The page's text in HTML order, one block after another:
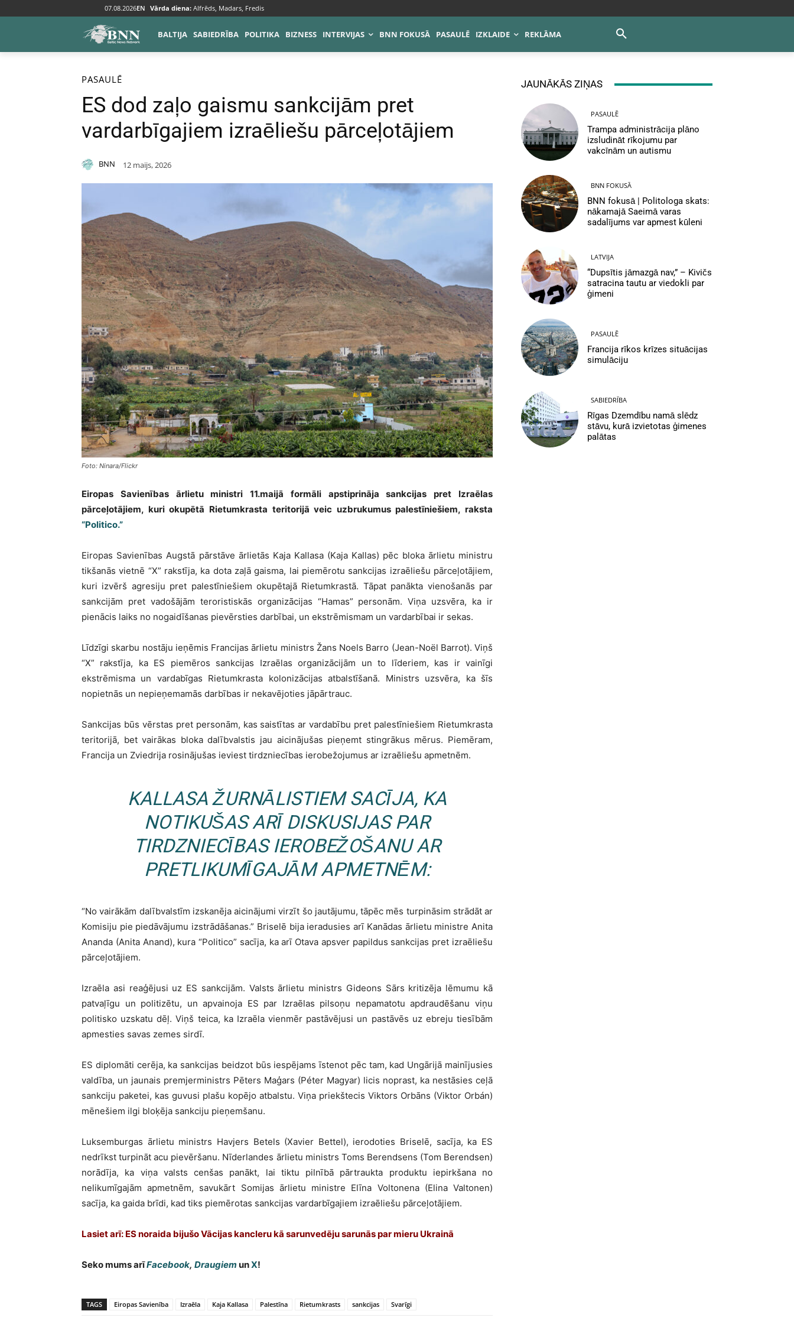
07.08.2026EN Vārda diena: Alfrēds, Madars, Fredis
BALTIJA SABIEDRĪBA POLITIKA BIZNESS INTERVIJAS BNN FOKUSĀ PASAULĒ IZKLAIDE REKLĀMA
Sākums Pasaulē
PASAULĒ
ES dod zaļo gaismu sankcijām pret
vardarbīgajiem izraēliešu pārceļotājiem
BNN 12 maijs, 2026
Foto: Ninara/Flickr
Eiropas Savienības ārlietu ministri 11.maijā formāli apstiprināja sankcijas pret Izraēlas
pārceļotājiem, kuri okupētā Rietumkrasta teritorijā veic uzbrukumus palestīniešiem, raksta
“Politico.”
Eiropas Savienības Augstā pārstāve ārlietās Kaja Kallasa (Kaja Kallas) pēc bloka ārlietu ministru
tikšanās vietnē “X” rakstīja, ka dota zaļā gaisma, lai piemērotu sankcijas izraēliešu pārceļotājiem,
kuri izvērš agresiju pret palestīniešiem okupētajā Rietumkrastā. Tāpat panākta vienošanās par
sankcijām pret vadošājām teroristiskās organizācijas “Hamas” personām. Viņa uzsvēra, ka ir
pienācis laiks no nogaidīšanas pievērsties darbībai, un ekstrēmismam un vardarbībai ir sekas.
Līdzīgi skarbu nostāju ieņēmis Francijas ārlietu ministrs Žans Noels Barro (Jean-Noël Barrot). Viņš
“X” rakstīja, ka ES piemēros sankcijas Izraēlas organizācijām un to līderiem, kas ir vainīgi
ekstrēmisma un vardabīgas Rietumkrasta kolonizācijas atbalstīšanā. Ministrs uzsvēra, ka šīs
nopietnās un nepieņemamās darbības ir nekavējoties jāpārtrauc.
Sankcijas būs vērstas pret personām, kas saistītas ar vardabību pret palestīniešiem Rietumkrasta
teritorijā, bet vairākas bloka dalībvalstis jau aicinājušas pieņemt stingrākus mērus. Piemēram,
Francija un Zviedrija rosinājušas ieviest tirdzniecības ierobežojumus ar izraēliešu apmetnēm.
KALLASA ŽURNĀLISTIEM SACĪJA, KA
NOTIKUŠAS ARĪ DISKUSIJAS PAR
TIRDZNIECĪBAS IEROBEŽOŠANU AR
PRETLIKUMĪGAJĀM APMETNĒM:
“No vairākām dalībvalstīm izskanēja aicinājumi virzīt šo jautājumu, tāpēc mēs turpināsim strādāt ar
Komisiju pie piedāvājumu izstrādāšanas.” Briselē bija ieradusies arī Kanādas ārlietu ministre Anita
Ananda (Anita Anand), kura “Politico” sacīja, ka arī Otava apsver papildus sankcijas pret izraēliešu
pārceļotājiem.
Izraēla asi reaģējusi uz ES sankcijām. Valsts ārlietu ministrs Gideons Sārs kritizēja lēmumu kā
patvaļīgu un politizētu, un apvainoja ES par Izraēlas pilsoņu nepamatotu apdraudēšanu viņu
politisko uzskatu dēļ. Viņš teica, ka Izraēla vienmēr pastāvējusi un pastāvēs uz ebreju tiesībām
apmesties savas zemes sirdī.
ES diplomāti cerēja, ka sankcijas beidzot būs iespējams īstenot pēc tam, kad Ungārijā mainījusies
valdība, un jaunais premjerministrs Pēters Maģars (Péter Magyar) licis noprast, ka nestāsies ceļā
sankciju paketei, kas guvusi plašu kopējo atbalstu. Viņa priekštecis Viktors Orbāns (Viktor Orbán)
mēnešiem ilgi bloķēja sankciju pieņemšanu.
Luksemburgas ārlietu ministrs Havjers Betels (Xavier Bettel), ierodoties Briselē, sacīja, ka ES
nedrīkst turpināt acu pievēršanu. Nīderlandes ārlietu ministrs Toms Berendsens (Tom Berendsen)
norādīja, ka viņa valsts cenšas panākt, lai tiktu pilnībā pārtraukta produktu iepirkšana no
nelikumīgajām apmetnēm, savukārt Somijas ārlietu ministre Elīna Voltonena (Elina Valtonen)
sacīja, ka gaida brīdi, kad tiks piemērotas sankcijas vardarbīgajiem izraēliešu pārceļotājiem.
Lasiet arī: ES noraida bijušo Vācijas kancleru kā sarunvedēju sarunās par mieru Ukrainā
Seko mums arīFacebook, Draugiem unX!
TAGS Eiropas Savienība Izraēla Kaja Kallasa Palestīna Rietumkrasts sankcijas Svarīgi
JAUNĀKĀS ZIŅAS
PASAULĒ
Trampa administrācija plāno
izsludināt rīkojumu par
vakcīnām un autismu
BNN FOKUSĀ
BNN fokusā | Politologa skats:
nākamajā Saeimā varas
sadalījums var apmest kūleni
LATVIJA
“Dupsītis jāmazgā nav,” – Kivičs
satracina tautu ar viedokli par
ģimeni
PASAULĒ
Francija rīkos krīzes situācijas
simulāciju
SABIEDRĪBA
Rīgas Dzemdību namā slēdz
stāvu, kurā izvietotas ģimenes
palātas